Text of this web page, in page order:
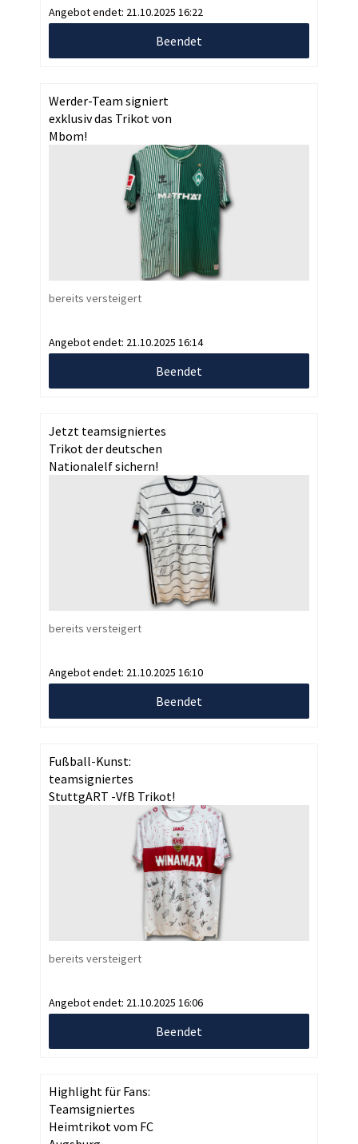
Angebot endet: 21.10.2025 16:22
Beendet
Werder-Team signiert
exklusiv das Trikot von
Mbom!
bereits versteigert
Angebot endet: 21.10.2025 16:14
Beendet
Jetzt teamsigniertes
Trikot der deutschen
Nationalelf sichern!
bereits versteigert
Angebot endet: 21.10.2025 16:10
Beendet
Fußball-Kunst:
teamsigniertes
StuttgART -VfB Trikot!
bereits versteigert
Angebot endet: 21.10.2025 16:06
Beendet
Highlight für Fans:
Teamsigniertes
Heimtrikot vom FC